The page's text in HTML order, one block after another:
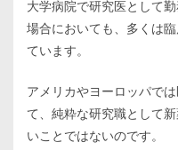
大学病院で研究医として
場合においても、多くは
ています。
アメリカやヨーロッパで
て、純粋な研究職として
いことではないのです。